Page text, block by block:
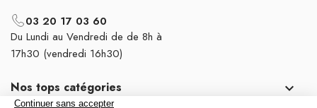
03 20 17 03 60
Du Lundi au Vendredi de de 8h à
17h30 (vendredi 16h30)
Nos tops catégories 